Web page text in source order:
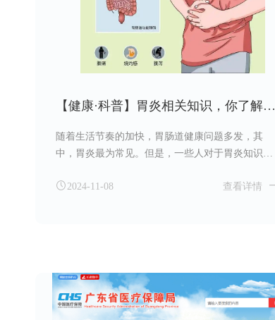
【健康·科普】胃炎相关知识，你了解多少？
随着生活节奏的加快，胃肠道健康问题多发，其
中，胃炎最为常见。但是，一些人对于胃炎知识了
行为。接下来，让我们一起来了解胃炎的相关知
2024-11-08 查看详情